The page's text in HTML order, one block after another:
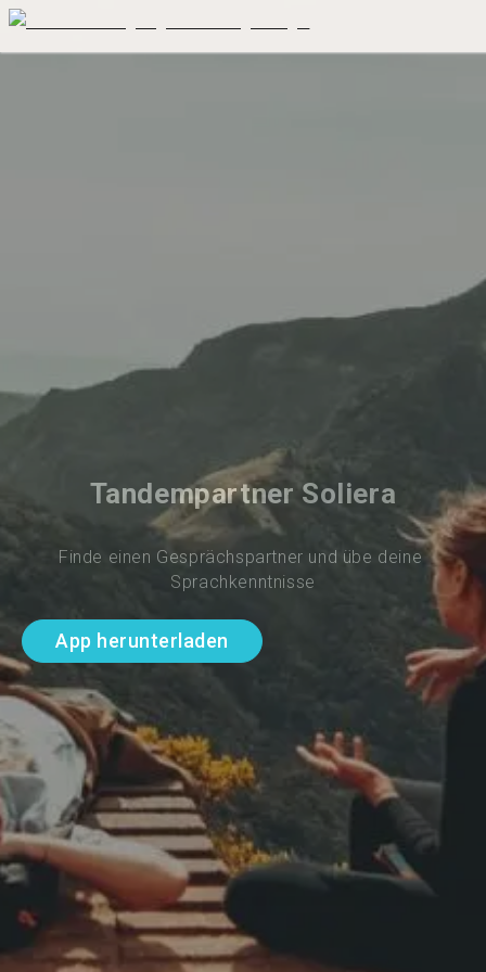
Tandempartner Soliera
Finde einen Gesprächspartner und übe deine
Sprachkenntnisse
App herunterladen